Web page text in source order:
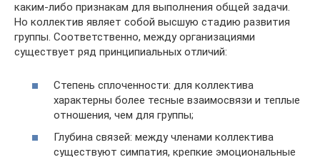
каким-либо признакам для выполнения общей задачи.
Но коллектив являет собой высшую стадию развития
группы. Соответственно, между организациями
существует ряд принципиальных отличий:
Степень сплоченности: для коллектива
характерны более тесные взаимосвязи и теплые
отношения, чем для группы;
Глубина связей: между членами коллектива
существуют симпатия, крепкие эмоциональные